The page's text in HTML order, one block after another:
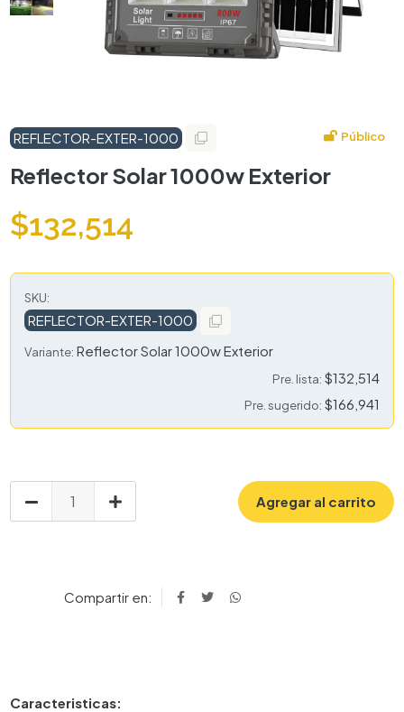
REFLECTOR-EXTER-1000 Público
Reflector Solar 1000w Exterior
$132,514
SKU:
REFLECTOR-EXTER-1000
Variante: Reflector Solar 1000w Exterior
Pre. lista: $132,514
Pre. sugerido: $166,941
Agregar al carrito
Compartir en:
Caracteristicas: